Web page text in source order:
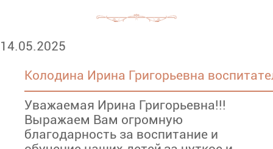
14.05.2025
Колодина Ирина Григорьевна
Уважаемая Ирина Григорьевна!!!
Выражаем Вам огромную
благодарность за воспитание и